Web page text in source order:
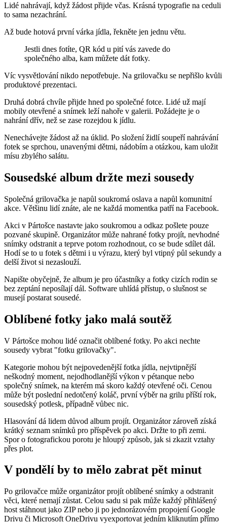
Lidé nahrávají, když žádost přijde včas. Krásná typografie na ceduli
to sama nezachrání.
Až bude hotová první várka jídla, řekněte jen jednu větu.
Jestli dnes fotíte, QR kód u pití vás zavede do
společného alba, kam můžete dát fotky.
Víc vysvětlování nikdo nepotřebuje. Na grilovačku se nepřišlo kvůli
produktové prezentaci.
Druhá dobrá chvíle přijde hned po společné fotce. Lidé už mají
mobily otevřené a snímek leží nahoře v galerii. Požádejte je o
nahrání dřív, než se zase rozejdou k jídlu.
Nenechávejte žádost až na úklid. Po složení židlí soupeří nahrávání
fotek se sprchou, unavenými dětmi, nádobím a otázkou, kam uložit
mísu zbylého salátu.
Sousedské album držte mezi sousedy
Společná grilovačka je napůl soukromá oslava a napůl komunitní
akce. Většinu lidí znáte, ale ne každá momentka patří na Facebook.
Akci v Pártošce nastavte jako soukromou a odkaz pošlete pouze
pozvané skupině. Organizátor může nahrané fotky projít, nevhodné
snímky odstranit a teprve potom rozhodnout, co se bude sdílet dál.
Hodí se to u fotek s dětmi i u výrazu, který byl vtipný půl sekundy a
delší život si nezaslouží.
Napište obyčejně, že album je pro účastníky a fotky cizích rodin se
bez zeptání neposílají dál. Software uhlídá přístup, o slušnost se
musejí postarat sousedé.
Oblíbené fotky jako malá soutěž
V Pártošce mohou lidé označit oblíbené fotky. Po akci nechte
sousedy vybrat "fotku grilovačky".
Kategorie mohou být nejpovedenější fotka jídla, nejvtipnější
neškodný moment, nejodhodlanější výkon v pétanque nebo
společný snímek, na kterém má skoro každý otevřené oči. Cenou
může být poslední nedotčený koláč, první výběr na grilu příští rok,
sousedský potlesk, případně vůbec nic.
Hlasování dá lidem důvod album projít. Organizátor zároveň získá
krátký seznam snímků pro příspěvek po akci. Držte to při zemi.
Spor o fotografickou porotu je hloupý způsob, jak si zkazit vztahy
přes plot.
V pondělí by to mělo zabrat pět minut
Po grilovačce může organizátor projít oblíbené snímky a odstranit
věci, které nemají zůstat. Celou sadu si pak může každý přihlášený
host stáhnout jako ZIP nebo ji po jednorázovém propojení Google
Drivu či Microsoft OneDrivu vyexportovat jedním kliknutím přímo